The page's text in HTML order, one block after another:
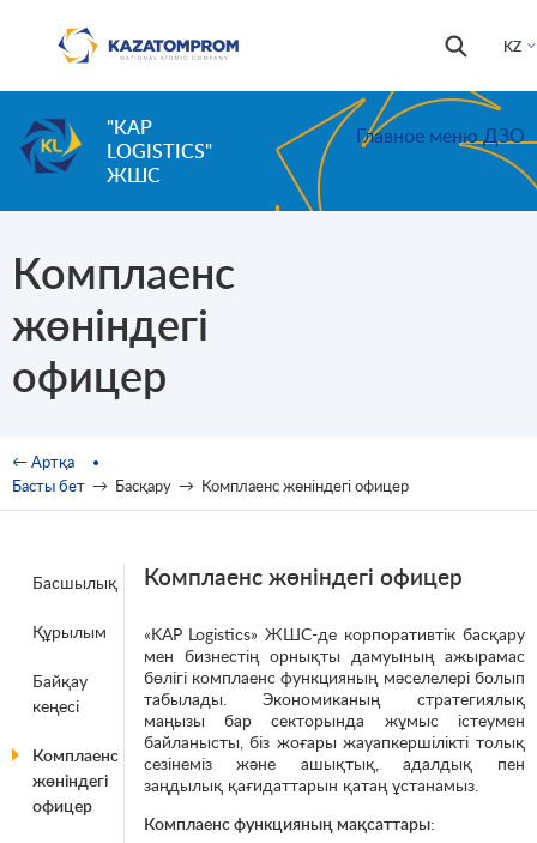
KZ
Іздестіру
"KAP
LOGISTICS"
ЖШС
Главное меню ДЗО
Комплаенс
жөніндегі
офицер
You are here
← Артқа
Басты бет → Басқару → Комплаенс жөніндегі офицер
Басшылық
Құрылым
Байқау
кеңесі
Комплаенс
жөніндегі
офицер
Комплаенс жөніндегі офицер
«KAP Logistics» ЖШС-де корпоративтік басқару
мен бизнестің орнықты дамуының ажырамас
бөлігі комплаенс функцияның мәселелері болып
табылады. Экономиканың стратегиялық
маңызы бар секторында жұмыс істеумен
байланысты, біз жоғары жауапкершілікті толық
сезінеміз және ашықтық, адалдық пен
заңдылық қағидаттарын қатаң ұстанамыз.
Комплаенс функцияның мақсаттары: